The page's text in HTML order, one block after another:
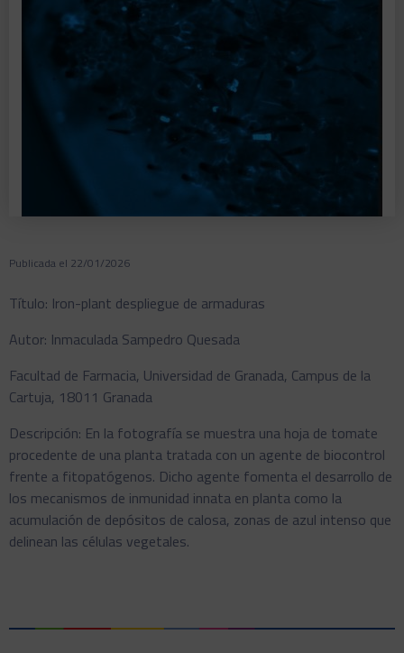
Publicada el 22/01/2026
Título: Iron-plant despliegue de armaduras
Autor: Inmaculada Sampedro Quesada
Facultad de Farmacia, Universidad de Granada, Campus de la
Cartuja, 18011 Granada
Descripción: En la fotografía se muestra una hoja de tomate
procedente de una planta tratada con un agente de biocontrol
frente a fitopatógenos. Dicho agente fomenta el desarrollo de
los mecanismos de inmunidad innata en planta como la
acumulación de depósitos de calosa, zonas de azul intenso que
delinean las células vegetales.